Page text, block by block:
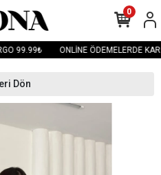
99.99₺ ONLİNE ÖDEMELERDE
0
Dön